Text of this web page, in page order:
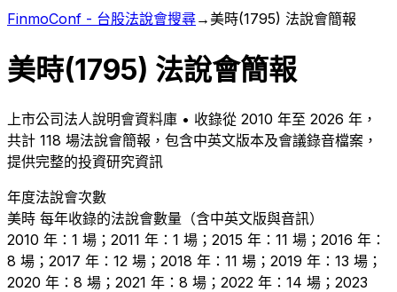
FinmoConf - 台股法說會搜尋→美時(1795) 法說會簡報
美時(1795) 法說會簡報
上市公司法人說明會資料庫 • 收錄從 2010 年至 2026 年，
共計 118 場法說會簡報，包含中英文版本及會議錄音檔案，
提供完整的投資研究資訊
年度法說會次數
美時 每年收錄的法說會數量（含中英文版與音訊）
2010 年：1 場；2011 年：1 場；2015 年：11 場；2016 年：
8 場；2017 年：12 場；2018 年：11 場；2019 年：13 場；
2020 年：8 場；2021 年：8 場；2022 年：14 場；2023